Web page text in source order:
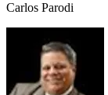
Carlos Parodi